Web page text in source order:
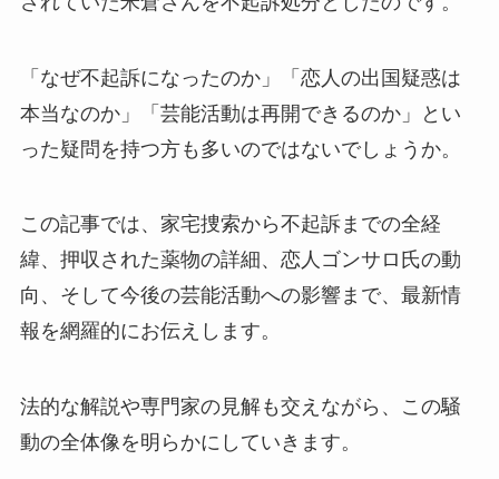
「なぜ不起訴になったのか」「恋人の出国疑惑は
本当なのか」「芸能活動は再開できるのか」とい
った疑問を持つ方も多いのではないでしょうか。
この記事では、家宅捜索から不起訴までの全経
緯、押収された薬物の詳細、恋人ゴンサロ氏の動
向、そして今後の芸能活動への影響まで、最新情
報を網羅的にお伝えします。
法的な解説や専門家の見解も交えながら、この騒
動の全体像を明らかにしていきます。